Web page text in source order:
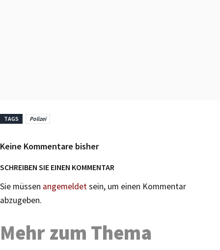
TAGS Polizei
Keine Kommentare bisher
SCHREIBEN SIE EINEN KOMMENTAR
Sie müssen angemeldetsein, um einen Kommentar
abzugeben.
Mehr zum Thema